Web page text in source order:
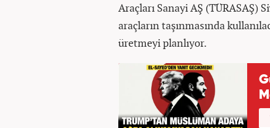
Araçları Sanayi AŞ (TÜRASAŞ)
araçların taşınmasında
üretmeyi planlıyor.